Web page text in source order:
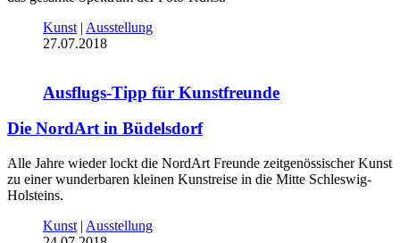
Kunst | Ausstellung
27.07.2018
Ausflugs-Tipp für Kunstfreunde
Die NordArt in Büdelsdorf
Alle Jahre wieder lockt die NordArt Freunde zeitgenössischer Kunst
zu einer wunderbaren kleinen Kunstreise in die Mitte Schleswig-
Holsteins.
Kunst | Ausstellung